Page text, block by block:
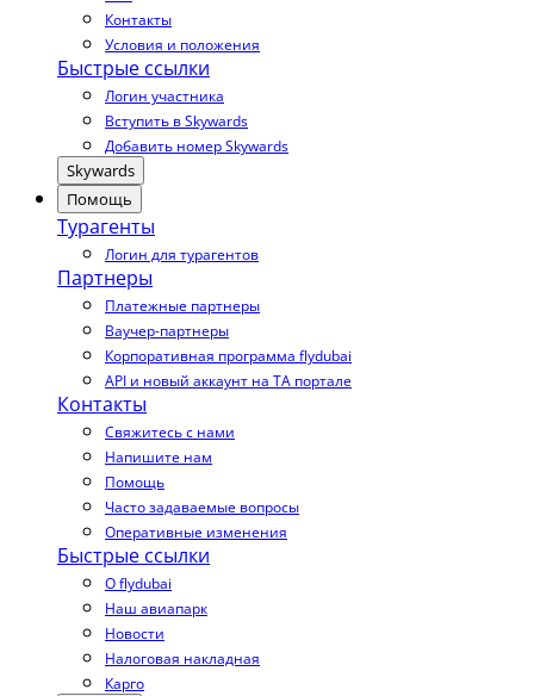
Контакты
Условия и положения
Быстрые ссылки
Логин участника
Вступить в Skywards
Добавить номер Skywards
Skywards
Помощь
Турагенты
Логин для турагентов
Партнеры
Платежные партнеры
Ваучер-партнеры
Корпоративная программа flydubai
API и новый аккаунт на TA портале
Контакты
Свяжитесь с нами
Напишите нам
Помощь
Часто задаваемые вопросы
Оперативные изменения
Быстрые ссылки
О flydubai
Наш авиапарк
Новости
Налоговая накладная
Карго